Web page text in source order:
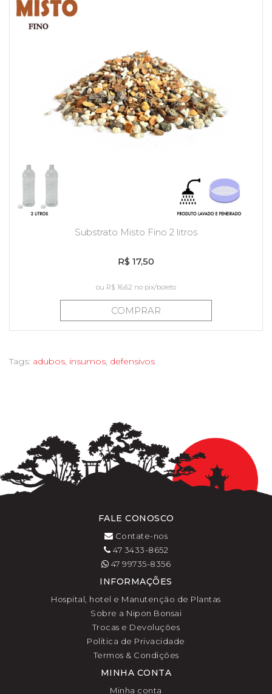
Substrato Misto Fino 2 litros
R$ 17,50
ou R$ 16,62 no pix/boleto
COMPRAR
Tags: adubos, insumos, defensivos
FALE CONOSCO
Contate-nos
47 3433-8652
47 99735-8356
INFORMAÇÕES
Hospital, hotel e Manutenção de Plantas
Sobre a Nipon Bonsai
Trocas e Devoluções
Política de Privacidade
Termos & Condições
MINHA CONTA
Minha conta